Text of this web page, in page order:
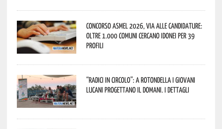
Concorso Asmel 2026, via alle candidature:
oltre 1.000 Comuni cercano idonei per 39
profili
“Radici in Circolo”: a Rotondella i giovani
lucani progettano il domani. I dettagli